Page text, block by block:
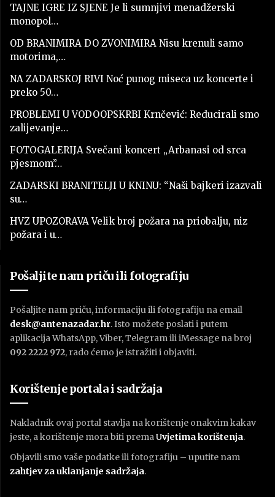
TAJNE IGRE IZ SJENE Je li sumnjivi menadžerski
monopol…
OD BRANIMIRA DO ZVONIMIRA Nisu krenuli samo
motorima,…
NA ZADARSKOJ RIVI Noć punog miseca uz koncerte i
preko 50…
PROBLEMI U VODOOPSKRBI Krnčević: Reducirali smo
zalijevanje…
FOTOGALERIJA Svečani koncert „Arbanasi od srca
pjesmom”…
ZADARSKI BRANITELJI U KNINU: “Naši bajkeri izazvali
su…
HVZ UPOZORAVA Velik broj požara na priobalju, niz
požara i u…
Pošaljite nam priču ili fotografiju
Pošaljite nam priču, informaciju ili fotografiju na email
desk@antenazadar.hr. Isto možete poslati i putem
aplikacija WhatsApp, Viber, Telegram ili iMessage na broj
092 2222 972, rado ćemo je istražiti i objaviti.
Korištenje portala i sadržaja
Nakladnik ovaj portal stavlja na korištenje onakvim kakav
jeste, a korištenje mora biti premaUvjetima korištenja.
Objavili smo vaše podatke ili fotografiju – uputite nam
zahtjev za uklanjanje sadržaja.